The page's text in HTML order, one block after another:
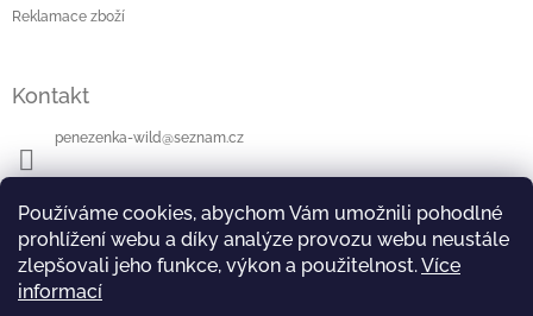
Používáme cookies, abychom Vám umožnili pohodlné
prohlížení webu a díky analýze provozu webu neustále
zlepšovali jeho funkce, výkon a použitelnost.Více
informací
Reklamace zboží
Kontakt
penezenka-wild@seznam.cz
Přijímáme online platby